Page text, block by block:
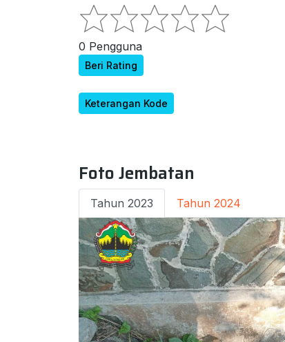
0 Pengguna
Beri Rating
Keterangan Kode
Foto Jembatan
Tahun 2023 Tahun 2024